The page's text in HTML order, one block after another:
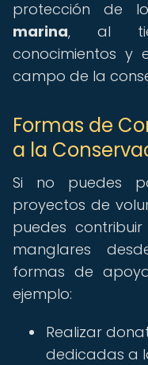
protección de
marina, al
conocimientos y
campo de la
Formas de
a la
Si no puedes
proyectos de
puedes
manglares
formas de
ejemplo:
Realizar
dedicadas a